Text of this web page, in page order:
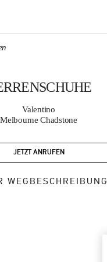
Valentino
Melbourne Chadstone
JETZT ANRUFEN
WEGBESCHREIBUNG